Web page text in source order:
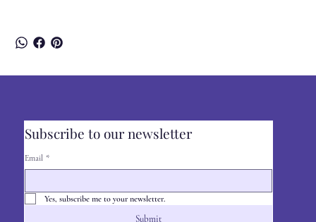
Subscribe to our newsletter
Email *
Yes, subscribe me to your newsletter.
Submit